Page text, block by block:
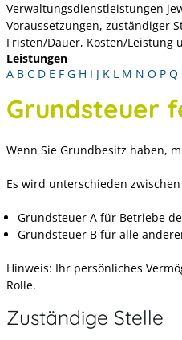
Verwaltungsdienstleistungen
Voraussetzungen, zuständiger
Fristen/Dauer, Kosten/Leistung
Leistungen
A B C D E F G H I J K L M N O P Q
Grundsteuer
Wenn Sie Grundbesitz haben,
Es wird unterschieden zwischen
Grundsteuer A für Betriebe
Grundsteuer B für alle
Hinweis: Ihr persönliches
Rolle.
Zuständige Stelle